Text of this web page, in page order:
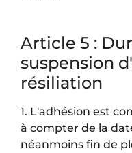
Article 5 :
suspension
résiliation
1. L'adhésion est
à compter de la
néanmoins fin de